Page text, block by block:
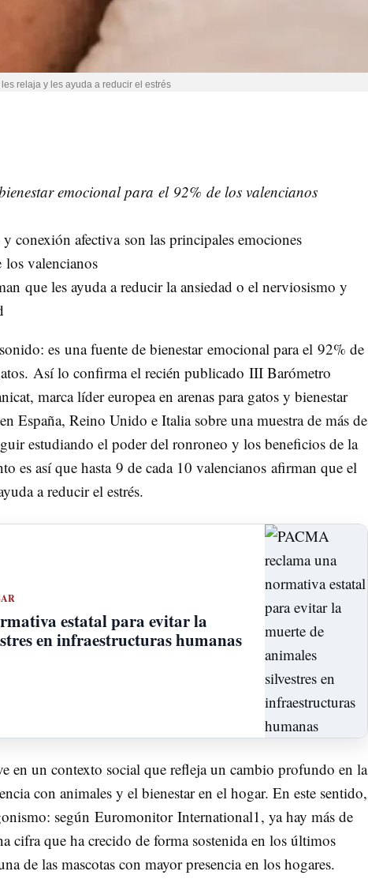
relaja y les ayuda a reducir el estrés
emocional para el 92% de los valencianos
conexión afectiva son las principales emociones
valencianos
que les ayuda a reducir la ansiedad o el nerviosismo y
es una fuente de bienestar emocional para el 92% de
Así lo confirma el recién publicado III Barómetro
marca líder europea en arenas para gatos y bienestar
España, Reino Unido e Italia sobre una muestra de más de
estudiando el poder del ronroneo y los beneficios de la
es así que hasta 9 de cada 10 valencianos afirman que el
a reducir el estrés.
estatal para evitar la
en infraestructuras humanas
en un contexto social que refleja un cambio profundo en la
con animales y el bienestar en el hogar. En este sentido,
según Euromonitor International1, ya hay más de
cifra que ha crecido de forma sostenida en los últimos
de las mascotas con mayor presencia en los hogares.